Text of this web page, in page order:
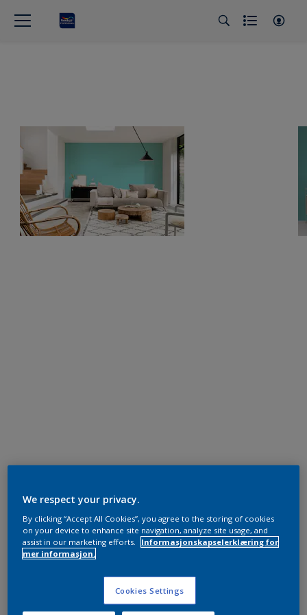
We respect your privacy.
By clicking “Accept All Cookies”, you agree to the storing of cookies
on your device to enhance site navigation, analyze site usage, and
assist in our marketing efforts.
Informasjonskapselerklæring for
mer informasjon.
Cookies Settings